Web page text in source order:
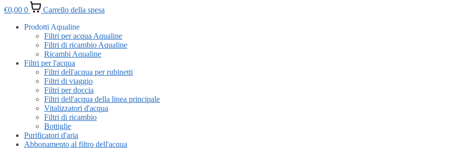
€0,00 0
Carrello della spesa
Prodotti Aqualine
Filtri per acqua Aqualine
Filtri di ricambio Aqualine
Ricambi Aqualine
Filtri per l'acqua
Filtri dell'acqua per rubinetti
Filtri di viaggio
Filtri per doccia
Filtri dell'acqua della linea principale
Vitalizzatori d'acqua
Filtri di ricambio
Bottiglie
Purificatori d'aria
Abbonamento al filtro dell'acqua